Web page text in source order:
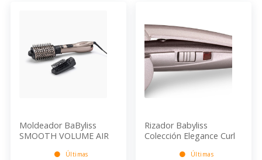
Moldeador BaByliss
SMOOTH VOLUME AIR
Últimas
Rizador Babyliss
Colección Elegance Curl
Últimas